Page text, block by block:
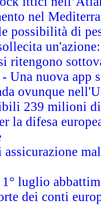
nel
possibilità di
ritengono
- Una nuova
ovunque
239 milioni
la difesa
assicurazione
1° luglio
dei conti